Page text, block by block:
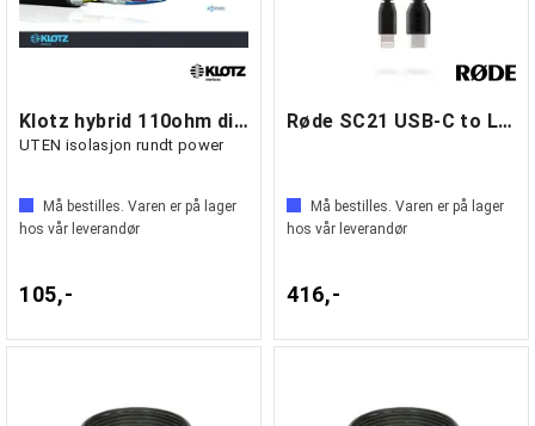
Klotz hybrid 110ohm dig power
UTEN isolasjon rundt power
Må bestilles. Varen er på lager
hos vår leverandør
105,-
Røde SC21 USB-C to Lightning cable 300mm
Må bestilles. Varen er på lager
hos vår leverandør
416,-